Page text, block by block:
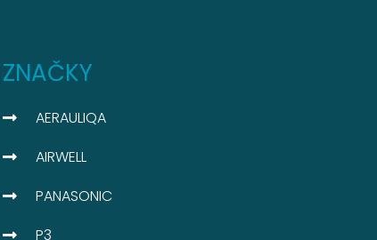
ZNAČKY
AERAULIQA
AIRWELL
PANASONIC
P3